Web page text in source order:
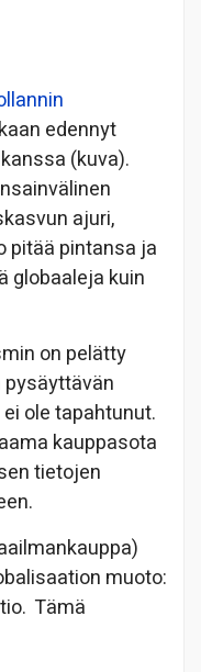
edennyt
(kuva).
ajuri,
pitää pintansa ja
globaaleja kuin
on pelätty
ole tapahtunut.
kauppasota
tietojen
muoto:
Tämä